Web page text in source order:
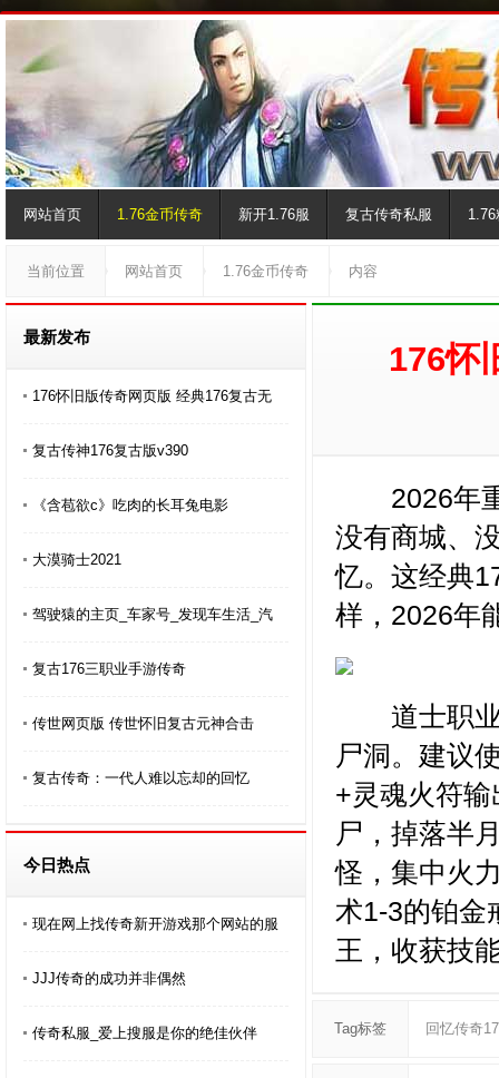
网站首页 1.76金币传奇 新开1.76服 复古传奇私服
当前位置 网站首页 1.76金币传奇 内容
最新发布
176怀旧版传奇网页版 经典176复古无
复古传神176复古版v390
《含苞欲c》吃肉的长耳兔电影
大漠骑士2021
驾驶猿的主页_车家号_发现车生活_汽
复古176三职业手游传奇
传世网页版 传世怀旧复古元神合击
复古传奇：一代人难以忘却的回忆
今日热点
现在网上找传奇新开游戏那个网站的服
JJJ传奇的成功并非偶然
传奇私服_爱上搜服是你的绝佳伙伴
176怀
2026年重
没有商城、
忆。这经典
样，2026年
道士职业
尸洞。建议
+灵魂火符
尸，掉落半
怪，集中火
术1-3的铂金
王，收获技
Tag标签 回忆传奇